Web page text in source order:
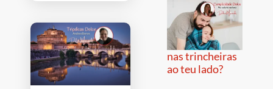
nas trincheiras
ao teu lado?